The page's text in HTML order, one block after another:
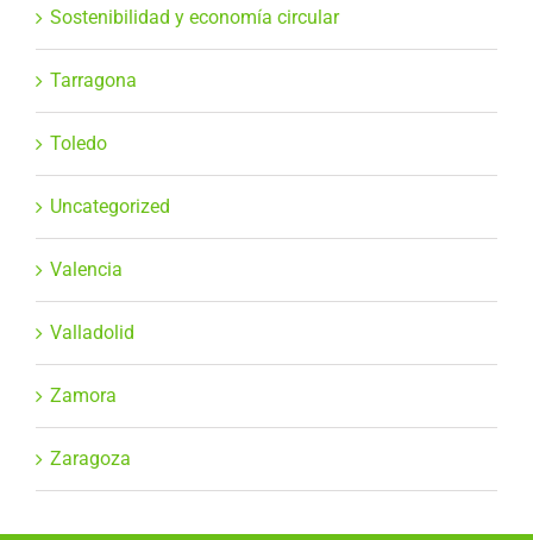
Sostenibilidad y economía circular
Tarragona
Toledo
Uncategorized
Valencia
Valladolid
Zamora
Zaragoza